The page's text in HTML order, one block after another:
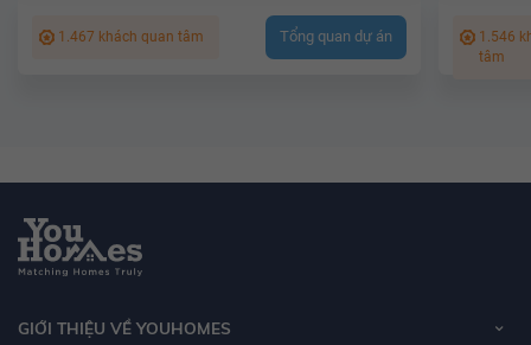
1.467 khách quan tâm Tổng quan dự án
1.546
tâm
GIỚI THIỆU VỀ YOUHOMES